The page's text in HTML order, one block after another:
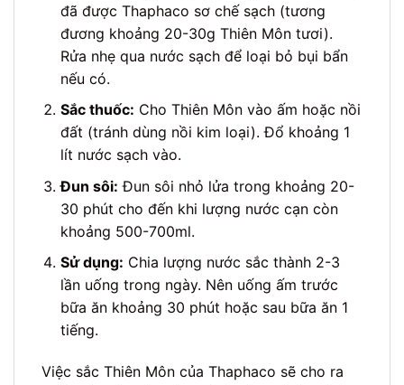
đã được Thaphaco sơ chế sạch (tương
đương khoảng 20-30g Thiên Môn tươi).
Rửa nhẹ qua nước sạch để loại bỏ bụi bẩn
nếu có.
Sắc thuốc: Cho Thiên Môn vào ấm hoặc nồi
đất (tránh dùng nồi kim loại). Đổ khoảng 1
lít nước sạch vào.
Đun sôi: Đun sôi nhỏ lửa trong khoảng 20-
30 phút cho đến khi lượng nước cạn còn
khoảng 500-700ml.
Sử dụng: Chia lượng nước sắc thành 2-3
lần uống trong ngày. Nên uống ấm trước
bữa ăn khoảng 30 phút hoặc sau bữa ăn 1
tiếng.
Việc sắc Thiên Môn của Thaphaco sẽ cho ra